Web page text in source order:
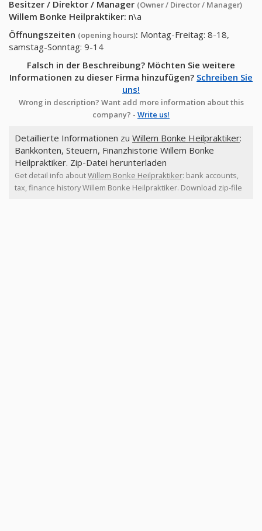
Besitzer / Direktor / Manager (Owner / Director / Manager)
Willem Bonke Heilpraktiker: n\a
Öffnungszeiten (opening hours): Montag-Freitag: 8-18,
samstag-Sonntag: 9-14
Falsch in der Beschreibung? Möchten Sie weitere
Informationen zu dieser Firma hinzufügen? Schreiben Sie
uns!
Wrong in description? Want add more information about this
company? - Write us!
Detaillierte Informationen zu Willem Bonke Heilpraktiker:
Bankkonten, Steuern, Finanzhistorie Willem Bonke
Heilpraktiker. Zip-Datei herunterladen
Get detail info aboutWillem Bonke Heilpraktiker: bank accounts,
tax, finance history Willem Bonke Heilpraktiker. Download zip-file